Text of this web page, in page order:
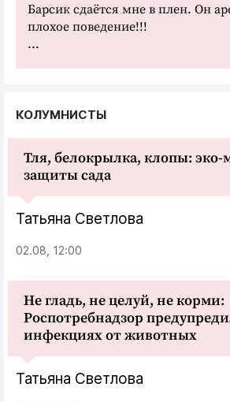
Барсик сдаётся мне в плен. Он
плохое поведение!!!
...
КОЛУМНИСТЫ
Тля, белокрылка, клопы:
защиты сада
Татьяна Светлова
02.08, 12:00
Не гладь, не целуй, не корми:
Роспотребнадзор
инфекциях от животных
Татьяна Светлова